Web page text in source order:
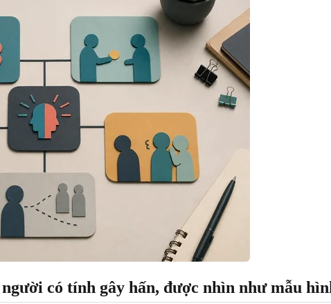
có tính gây hấn, được nhìn như mẫu